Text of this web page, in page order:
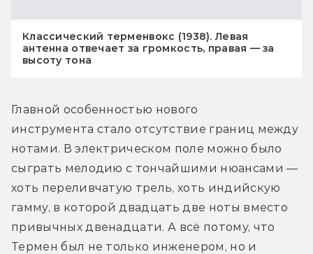
Классический терменвокс (1938). Левая
антенна отвечает за громкость, правая — за
высоту тона
Главной особенностью нового
инструмента стало отсутствие границ между
нотами. В электрическом поле можно было
сыграть мелодию с тончайшими нюансами —
хоть переливчатую трель, хоть индийскую
гамму, в которой двадцать две ноты вместо
привычных двенадцати. А всё потому, что
Термен был не только инженером, но и